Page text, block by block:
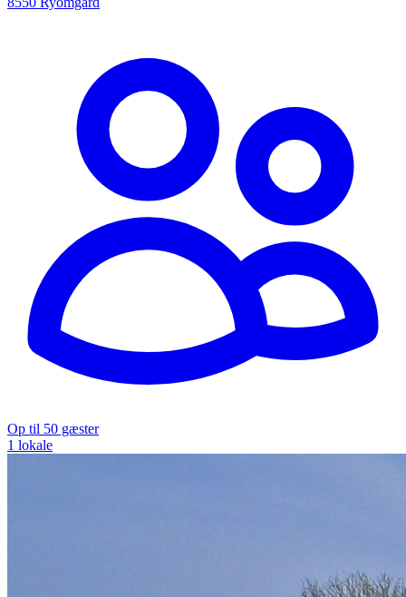
Op til 50 gæster
1 lokale